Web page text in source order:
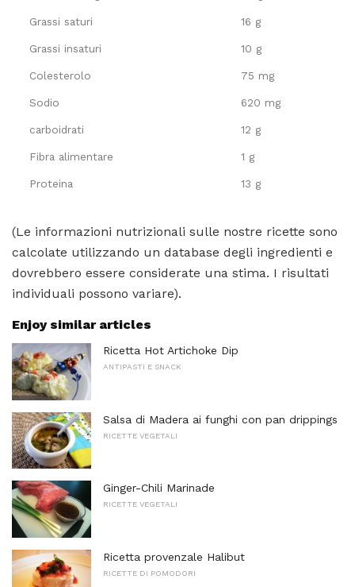
Grassi saturi 16 g
Grassi insaturi 10 g
Colesterolo 75 mg
Sodio 620 mg
carboidrati 12 g
Fibra alimentare 1 g
Proteina 13 g
(Le informazioni nutrizionali sulle nostre ricette sono
calcolate utilizzando un database degli ingredienti e
dovrebbero essere considerate una stima. I risultati
individuali possono variare).
Enjoy similar articles
Ricetta Hot Artichoke Dip
ANTIPASTI E SNACK
Salsa di Madera ai funghi con pan drippings
RICETTE VEGETALI
Ginger-Chili Marinade
RICETTE VEGETALI
Ricetta provenzale Halibut
RICETTE DI POMODORI